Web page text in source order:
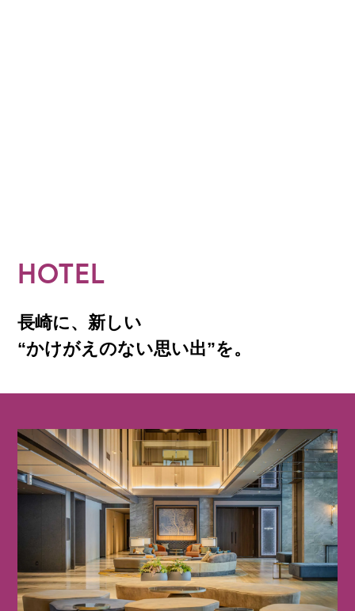
HOTEL
長崎に、新しい
“かけがえのない思い出”を。